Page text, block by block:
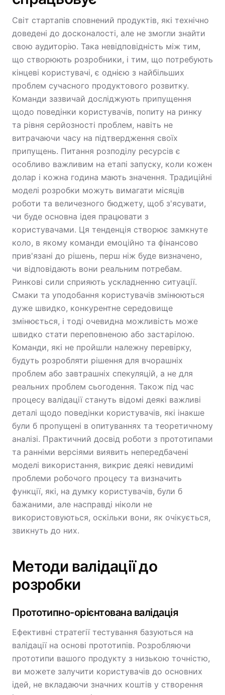
Світ стартапів сповнений продуктів, які технічно
доведені до досконалості, але не змогли знайти
свою аудиторію. Така невідповідність між тим,
що створюють розробники, і тим, що потребують
кінцеві користувачі, є однією з найбільших
проблем сучасного продуктового розвитку.
Команди зазвичай досліджують припущення
щодо поведінки користувачів, попиту на ринку
та рівня серйозності проблем, навіть не
витрачаючи часу на підтвердження своїх
припущень. Питання розподілу ресурсів є
особливо важливим на етапі запуску, коли кожен
долар і кожна година мають значення. Традиційні
моделі розробки можуть вимагати місяців
роботи та величезного бюджету, щоб з'ясувати,
чи буде основна ідея працювати з
користувачами. Ця тенденція створює замкнуте
коло, в якому команди емоційно та фінансово
прив'язані до рішень, перш ніж буде визначено,
чи відповідають вони реальним потребам.
Ринкові сили сприяють ускладненню ситуації.
Смаки та уподобання користувачів змінюються
дуже швидко, конкурентне середовище
змінюється, і тоді очевидна можливість може
швидко стати переповненою або застарілою.
Команди, які не пройшли належну перевірку,
будуть розробляти рішення для вчорашніх
проблем або завтрашніх спекуляцій, а не для
реальних проблем сьогодення. Також під час
процесу валідації стануть відомі деякі важливі
деталі щодо поведінки користувачів, які інакше
були б пропущені в опитуваннях та теоретичному
аналізі. Практичний досвід роботи з прототипами
та ранніми версіями виявить непередбачені
моделі використання, викриє деякі невидимі
проблеми робочого процесу та визначить
функції, які, на думку користувачів, були б
бажаними, але насправді ніколи не
використовуються, оскільки вони, як очікується,
звикнуть до них.
Методи валідації до
розробки
Прототипно-орієнтована валідація
Ефективні стратегії тестування базуються на
валідації на основі прототипів. Розробляючи
прототипи вашого продукту з низькою точністю,
ви можете залучити користувачів до основних
ідей, не вкладаючи значних коштів у створення